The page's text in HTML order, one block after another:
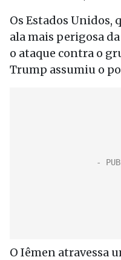
Os Estados Unidos,
ala mais perigosa
o ataque contra o
Trump assumiu o
O Iêmen atravessa